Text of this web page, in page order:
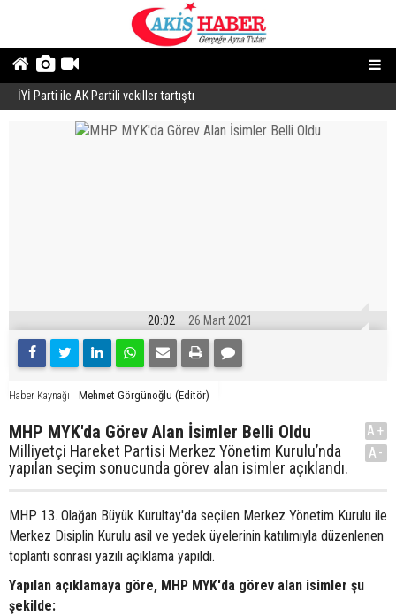
İYİ Parti ile AK Partili vekiller tartıştı
20:02 26 Mart 2021
Haber Kaynağı Mehmet Görgünoğlu (Editör)
MHP MYK'da Görev Alan İsimler Belli Oldu
Milliyetçi Hareket Partisi Merkez Yönetim Kurulu’nda
yapılan seçim sonucunda görev alan isimler açıklandı.
A+
A-
MHP 13. Olağan Büyük Kurultay'da seçilen Merkez Yönetim Kurulu ile
Merkez Disiplin Kurulu asil ve yedek üyelerinin katılımıyla düzenlenen
toplantı sonrası yazılı açıklama yapıldı.
Yapılan açıklamaya göre, MHP MYK'da görev alan isimler şu
şekilde: